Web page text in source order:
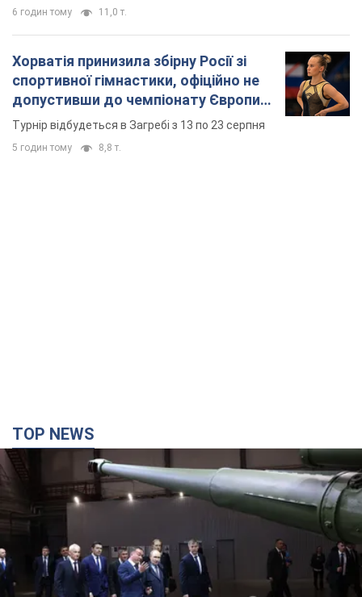
6 годин тому 11,0 т.
Хорватія принизила збірну Росії зі
спортивної гімнастики, офіційно не
допустивши до чемпіонату Європи
основних спортсменів
Турнір відбудеться в Загребі з 13 по 23 серпня
5 годин тому 8,8 т.
TOP NEWS